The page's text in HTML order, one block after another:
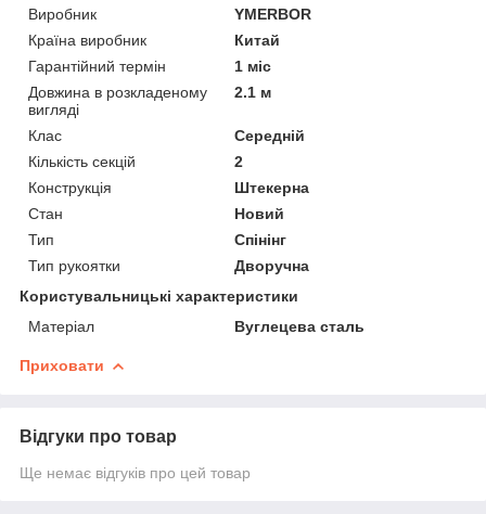
Виробник
YMERBOR
Країна виробник
Китай
Гарантійний термін
1 міс
Довжина в розкладеному
вигляді
2.1 м
Клас
Середній
Кількість секцій
2
Конструкція
Штекерна
Стан
Новий
Тип
Спінінг
Тип рукоятки
Дворучна
Користувальницькі характеристики
Матеріал
Вуглецева сталь
Приховати
Відгуки про товар
Ще немає відгуків про цей товар